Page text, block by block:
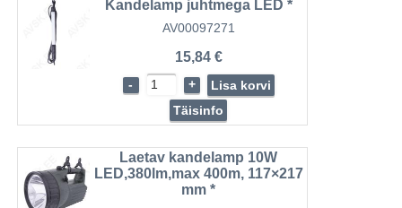
Kandelamp juhtmega LED *
AV00097271
15,84 €
- +
Lisa korvi
Täisinfo
Laetav kandelamp 10W
LED,380lm,max 400m, 117×217
mm *